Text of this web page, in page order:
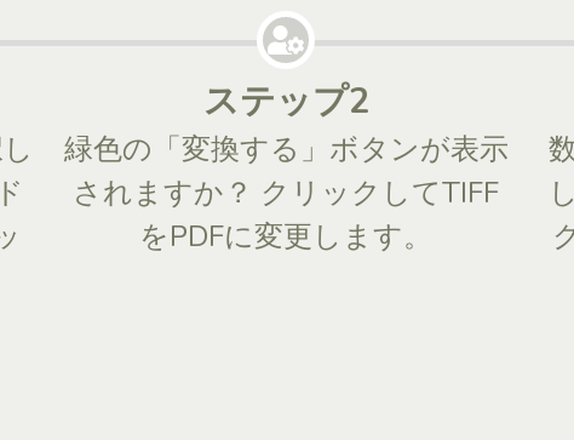
ステップ2
緑色の「変換する」ボタンが表示
されますか？ クリックしてTIFF
をPDFに変更します。